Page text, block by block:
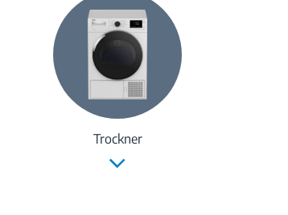
Trockner